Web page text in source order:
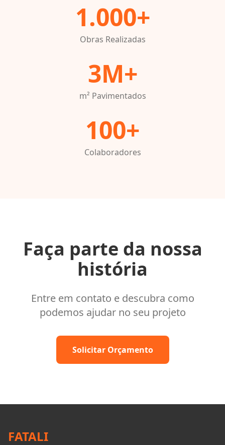
1.000+
Obras Realizadas
3M+
m² Pavimentados
100+
Colaboradores
Faça parte da nossa
história
Entre em contato e descubra como
podemos ajudar no seu projeto
Solicitar Orçamento
FATALI